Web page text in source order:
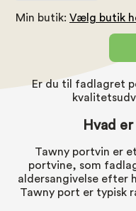
Min butik:
Er du til fadlagret
Hvad
Tawny portvin er
portvine, som
aldersangivelse efter
Tawny port er typisk